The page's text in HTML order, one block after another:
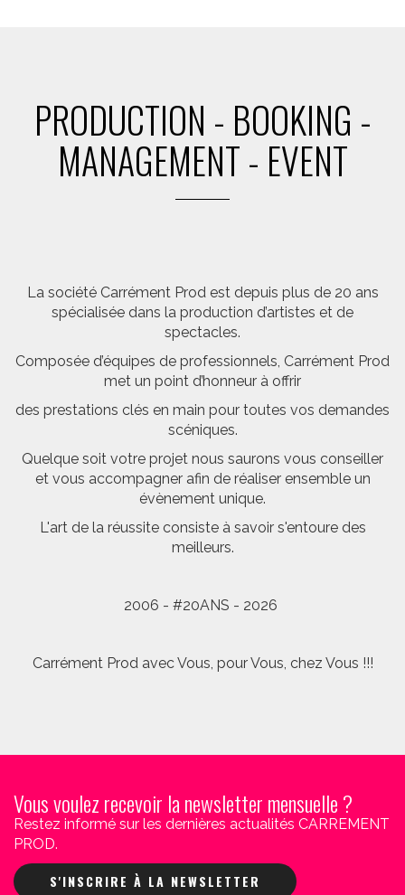
PRODUCTION - BOOKING -
MANAGEMENT - EVENT
La société Carrément Prod est depuis plus de 20 ans
spécialisée dans la production d’artistes et de
spectacles.
Composée d’équipes de professionnels, Carrément Prod
met un point d’honneur à offrir
des prestations clés en main pour toutes vos demandes
scéniques.
Quelque soit votre projet nous saurons vous conseiller
et vous accompagner afin de réaliser ensemble un
évènement unique.
L'art de la réussite consiste à savoir s'entoure des
meilleurs.
2006 - #20ANS - 2026
Carrément Prod avec Vous, pour Vous, chez Vous !!!
Vous voulez recevoir la newsletter mensuelle ?
Restez informé sur les dernières actualités CARREMENT
PROD.
S'INSCRIRE À LA NEWSLETTER